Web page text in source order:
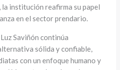
la institución reafirma su papel
en el sector prendario.
Saviñón continúa
sólida y confiable,
con un enfoque humano y